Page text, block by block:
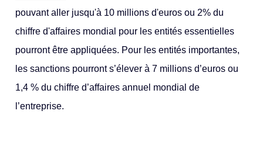
pouvant aller jusqu'à 10 millions d'euros ou 2% du
chiffre d'affaires mondial pour les entités essentielles
pourront être appliquées. Pour les entités importantes,
les sanctions pourront s’élever à 7 millions d’euros ou
1,4 % du chiffre d’affaires annuel mondial de
l’entreprise.